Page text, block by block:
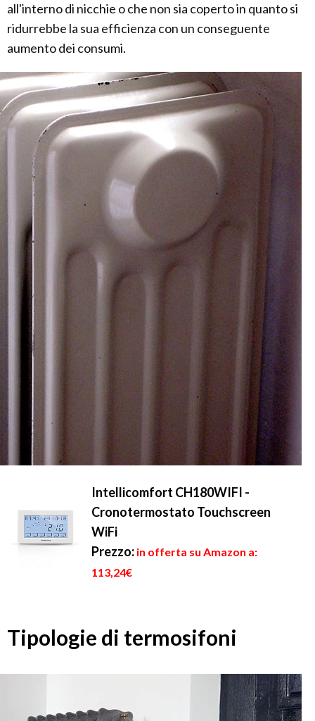
all'interno di nicchie o che non sia coperto in quanto si
ridurrebbe la sua efficienza con un conseguente
aumento dei consumi.
Intellicomfort CH180WIFI -
Cronotermostato Touchscreen
WiFi
Prezzo: in offerta su Amazon a:
113,24€
Tipologie di termosifoni